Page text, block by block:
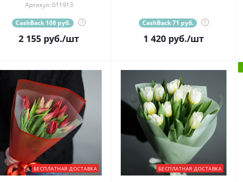
Артикул: 011913
CashBack 108 руб. ?
2 155 руб./шт
CashBack 71 руб. ?
1 420 руб./шт
БЕСПЛАТНАЯ ДОСТАВКА БЕСПЛАТНАЯ ДОСТАВКА